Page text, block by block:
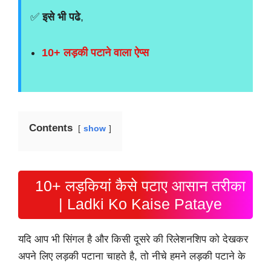
✅इसे भी पढे,
10+ लड़की पटाने वाला ऐप्स
Contents show
10+ लड़कियां कैसे पटाए आसान तरीका
| Ladki Ko Kaise Pataye
यदि आप भी सिंगल है और किसी दूसरे की रिलेशनशिप को देखकर
अपने लिए लड़की पटाना चाहते है, तो नीचे हमने लड़की पटाने के